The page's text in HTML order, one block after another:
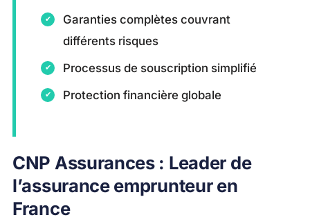
Garanties complètes couvrant
différents risques
Processus de souscription simplifié
Protection financière globale
CNP Assurances : Leader de
l’assurance emprunteur en
France